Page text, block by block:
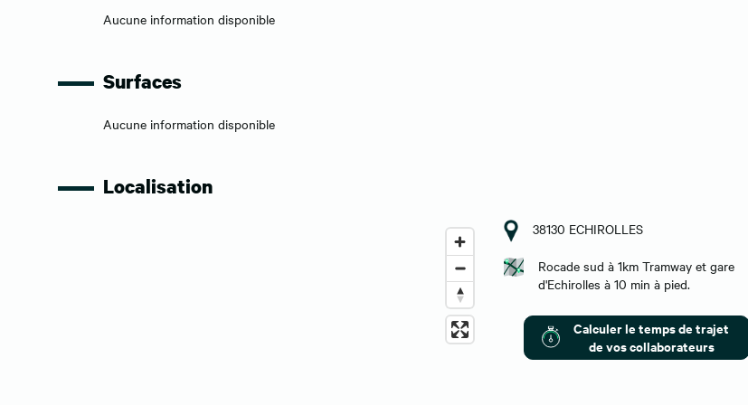
Aucune information disponible
Surfaces
Aucune information disponible
Localisation
38130 ECHIROLLES
Rocade sud à 1km Tramway et gare
d'Echirolles à 10 min à pied.
Calculer le temps de trajet
de vos collaborateurs